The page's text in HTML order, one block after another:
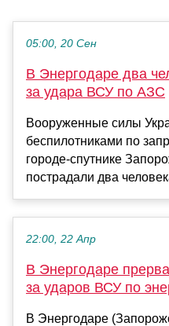
05:00, 20 Сен
В Энергодаре два
за удара ВСУ по АЗС
Вооруженные силы
беспилотниками по
городе-спутнике
пострадали два
22:00, 22 Апр
В Энергодаре
за ударов ВСУ по
В Энергодаре